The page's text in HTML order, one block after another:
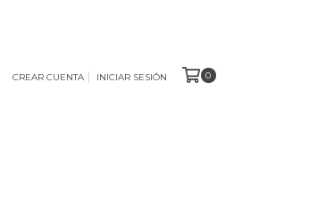
CREAR CUENTA INICIAR SESIÓN 0